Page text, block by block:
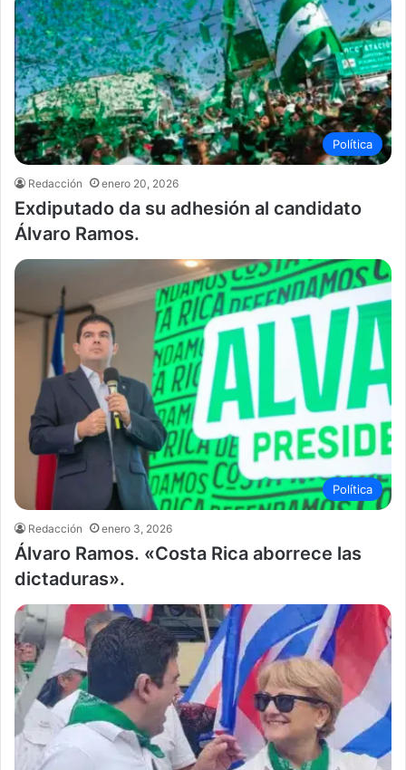
Política
Redacción enero 20, 2026
Exdiputado da su adhesión al candidato
Álvaro Ramos.
Política
Redacción enero 3, 2026
Álvaro Ramos. «Costa Rica aborrece las
dictaduras».